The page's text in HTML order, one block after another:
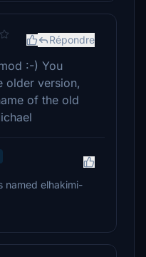
Répondre
:-) You
older version,
of the old
named elhakimi-